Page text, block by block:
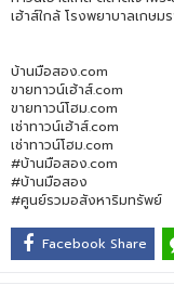
เฮ้าส์ใกล้ โรงพยาบาลเกษม
บ้านมือสอง.com
ขายทาวน์เฮ้าส์.com
ขายทาวน์โฮม.com
เช่าทาวน์เฮ้าส์.com
เช่าทาวน์โฮม.com
#บ้านมือสอง.com
#บ้านมือสอง
#ศูนย์รวมอสังหาริมทรัพย์
Facebook Share